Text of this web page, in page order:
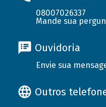
08007026337
Mande sua
Ouvidoria
Envie sua
Outros